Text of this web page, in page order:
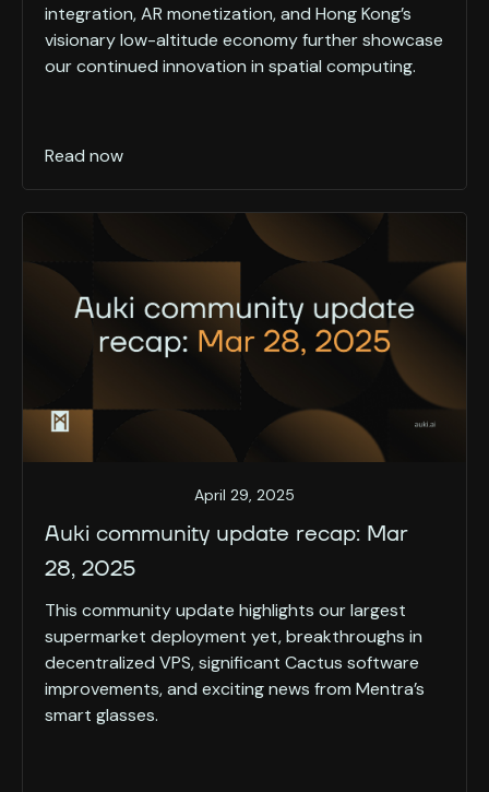
integration, AR monetization, and Hong Kong’s
visionary low-altitude economy further showcase
our continued innovation in spatial computing.
Read now
April 29, 2025
Auki community update recap: Mar
28, 2025
This community update highlights our largest
supermarket deployment yet, breakthroughs in
decentralized VPS, significant Cactus software
improvements, and exciting news from Mentra’s
smart glasses.